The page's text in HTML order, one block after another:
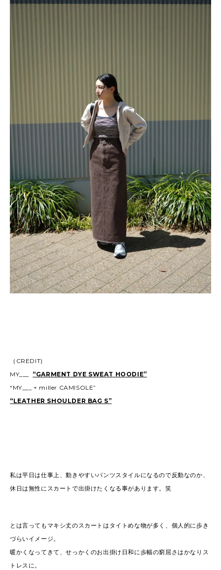
（CREDIT)
MY___ “GARMENT DYE SWEAT HOODIE”
“MY___ × miller CAMISOLE”
“LEATHER SHOULDER BAG S”
私は平日は仕事上、動きやすいパンツスタイルになるので反動なのか、
休日は無性にスカートで出掛けたくなる事があります。笑
とは言ってもマキシ丈のスカートはタイトめな物が多く、個人的に歩き
づらいイメージ。
暖かくなってきて、せっかくのお出掛け日和に歩幅の窮屈さはかなりス
トレスに。